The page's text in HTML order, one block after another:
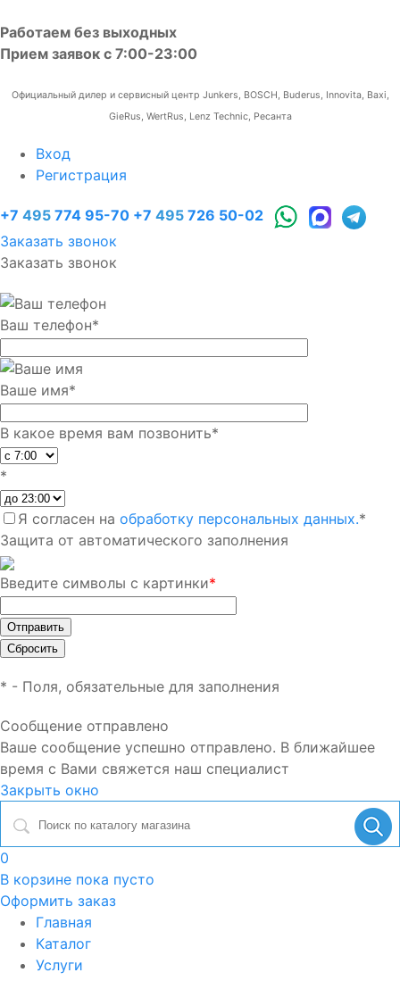
Работаем без выходных
Прием заявок с 7:00-23:00
Официальный дилер и сервисный центр Junkers, BOSCH, Buderus, Innovita, Baxi,
GieRus, WertRus, Lenz Technic, Ресанта
Вход
Регистрация
+7 495 774 95-70 +7 495 726 50-02
Заказать звонок
Заказать звонок
Ваш телефон*
Ваше имя*
В какое время вам позвонить*
*
Я согласен на обработку персональных данных.*
Защита от автоматического заполнения
Введите символы с картинки*
* - Поля, обязательные для заполнения
Сообщение отправлено
Ваше сообщение успешно отправлено. В ближайшее
время с Вами свяжется наш специалист
Закрыть окно
0
В корзине пока пусто
Оформить заказ
Главная
Каталог
Услуги